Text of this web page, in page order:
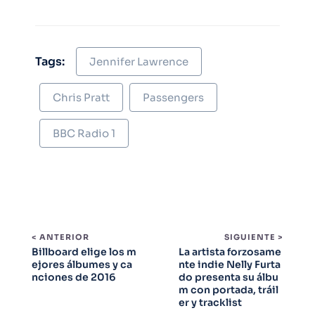
Tags: Jennifer Lawrence
Chris Pratt Passengers
BBC Radio 1
< ANTERIOR
Billboard elige los m
ejores álbumes y ca
nciones de 2016
SIGUIENTE >
La artista forzosame
nte indie Nelly Furta
do presenta su álbu
m con portada, tráil
er y tracklist